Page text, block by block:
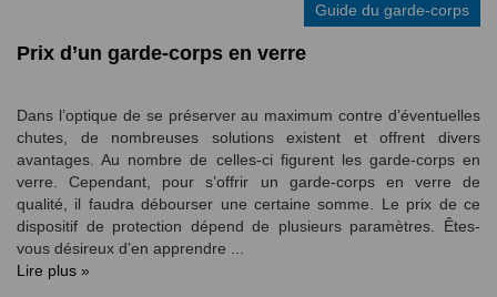
Guide du garde-corps
Prix d’un garde-corps en verre
Dans l’optique de se préserver au maximum contre d’éventuelles
chutes, de nombreuses solutions existent et offrent divers
avantages. Au nombre de celles-ci figurent les garde-corps en
verre. Cependant, pour s’offrir un garde-corps en verre de
qualité, il faudra débourser une certaine somme. Le prix de ce
dispositif de protection dépend de plusieurs paramètres. Êtes-
vous désireux d’en apprendre ...
Lire plus »